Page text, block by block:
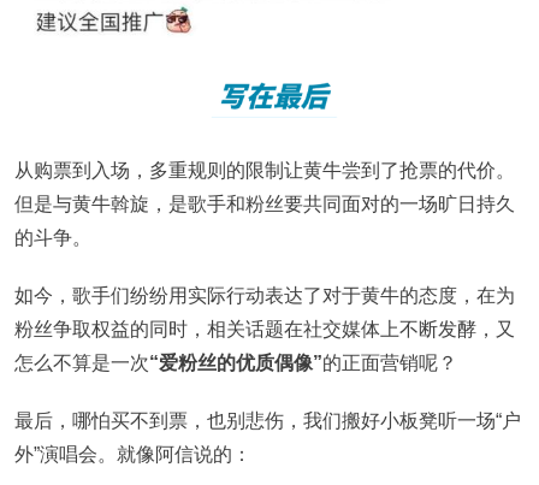
从购票到入场，多重规则的限制让黄牛尝到了抢票的代价。
但是与黄牛斡旋，是歌手和粉丝要共同面对的一场旷日持久
的斗争。
如今，歌手们纷纷用实际行动表达了对于黄牛的态度，在为
粉丝争取权益的同时，相关话题在社交媒体上不断发酵，又
怎么不算是一次“爱粉丝的优质偶像”的正面营销呢？
最后，哪怕买不到票，也别悲伤，我们搬好小板凳听一场“户
外”演唱会。就像阿信说的：